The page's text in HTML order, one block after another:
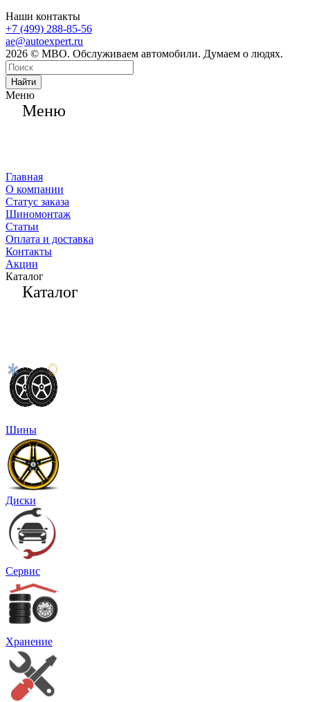
Наши контакты
+7 (499) 288-85-56
ae@autoexpert.ru
2026 © МВО. Обслуживаем автомобили. Думаем о людях.
Найти
Меню
Меню
Главная
О компании
Статус заказа
Шиномонтаж
Статьи
Оплата и доставка
Контакты
Акции
Каталог
Каталог
Шины
Диски
Сервис
Хранение